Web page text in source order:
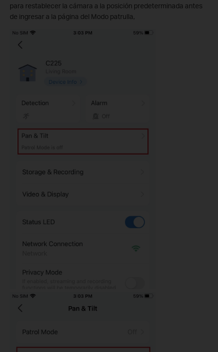
para restablecer la cámara a la posición predeterminada antes
de ingresar a la página del Modo patrulla,